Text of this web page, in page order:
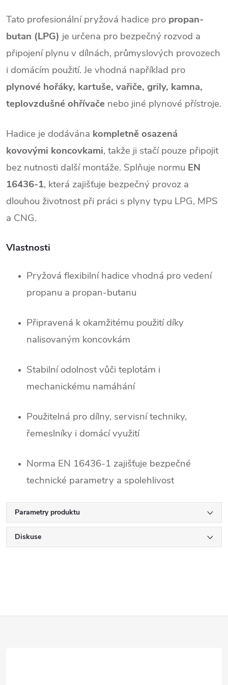
Tato profesionální pryžová hadice pro propan-
butan (LPG) je určena pro bezpečný rozvod a
připojení plynu v dílnách, průmyslových provozech
i domácím použití. Je vhodná například pro
plynové hořáky, kartuše, vařiče, grily, kamna,
teplovzdušné ohřívače nebo jiné plynové přístroje.
Hadice je dodávána kompletně osazená
kovovými koncovkami, takže ji stačí pouze připojit
bez nutnosti další montáže. Splňuje normu EN
16436-1, která zajišťuje bezpečný provoz a
dlouhou životnost při práci s plyny typu LPG, MPS
a CNG.
Vlastnosti
Pryžová flexibilní hadice vhodná pro vedení
propanu a propan-butanu
Připravená k okamžitému použití díky
nalisovaným koncovkám
Stabilní odolnost vůči teplotám i
mechanickému namáhání
Použitelná pro dílny, servisní techniky,
řemeslníky i domácí využití
Norma EN 16436-1 zajišťuje bezpečné
technické parametry a spolehlivost
Parametry produktu
Diskuse